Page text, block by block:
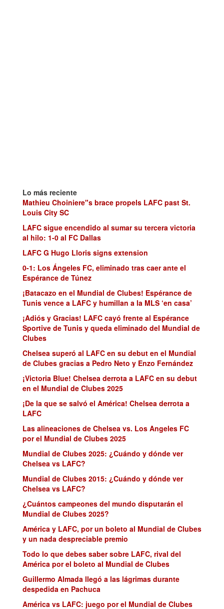
Lo más reciente
Mathieu Choiniere"s brace propels LAFC past St.
Louis City SC
LAFC sigue encendido al sumar su tercera victoria
al hilo: 1-0 al FC Dallas
LAFC G Hugo Lloris signs extension
0-1: Los Ángeles FC, eliminado tras caer ante el
Espérance de Túnez
¡Batacazo en el Mundial de Clubes! Espérance de
Tunis vence a LAFC y humillan a la MLS ‘en casa’
¡Adiós y Gracias! LAFC cayó frente al Espérance
Sportive de Tunis y queda eliminado del Mundial de
Clubes
Chelsea superó al LAFC en su debut en el Mundial
de Clubes gracias a Pedro Neto y Enzo Fernández
¡Victoria Blue! Chelsea derrota a LAFC en su debut
en el Mundial de Clubes 2025
¡De la que se salvó el América! Chelsea derrota a
LAFC
Las alineaciones de Chelsea vs. Los Angeles FC
por el Mundial de Clubes 2025
Mundial de Clubes 2025: ¿Cuándo y dónde ver
Chelsea vs LAFC?
Mundial de Clubes 2015: ¿Cuándo y dónde ver
Chelsea vs LAFC?
¿Cuántos campeones del mundo disputarán el
Mundial de Clubes 2025?
América y LAFC, por un boleto al Mundial de Clubes
y un nada despreciable premio
Todo lo que debes saber sobre LAFC, rival del
América por el boleto al Mundial de Clubes
Guillermo Almada llegó a las lágrimas durante
despedida en Pachuca
América vs LAFC: juego por el Mundial de Clubes